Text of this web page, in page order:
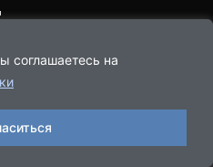
соглашаетесь на
Профсоюзная, дом 44, офис 1